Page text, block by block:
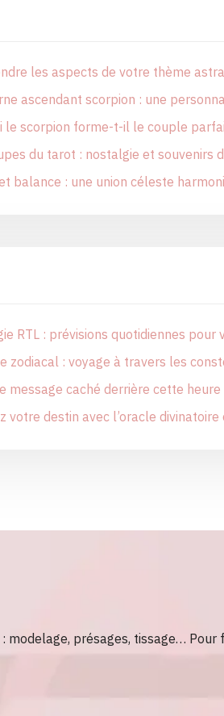
les aspects de votre thème
ascendant scorpion : une
le scorpion forme-t-il le couple
du tarot : nostalgie et souvenirs
balance : une union céleste
RTL : prévisions quotidiennes pour
zodiacal : voyage à travers les
message caché derrière cette heure
votre destin avec l’oracle divinatoire
présages, tissage…